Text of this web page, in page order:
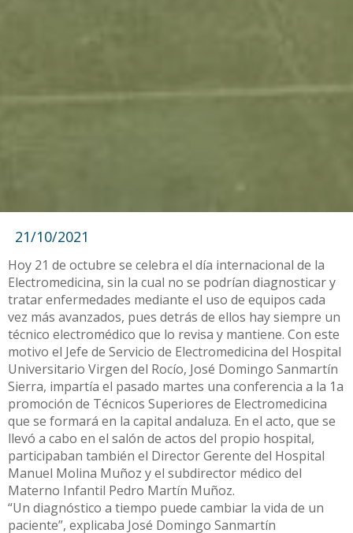
21/10/2021
Hoy 21 de octubre se celebra el día internacional de la
Electromedicina, sin la cual no se podrían diagnosticar y
tratar enfermedades mediante el uso de equipos cada
vez más avanzados, pues detrás de ellos hay siempre un
técnico electromédico que lo revisa y mantiene. Con este
motivo el Jefe de Servicio de Electromedicina del Hospital
Universitario Virgen del Rocío, José Domingo Sanmartín
Sierra, impartía el pasado martes una conferencia a la 1a
promoción de Técnicos Superiores de Electromedicina
que se formará en la capital andaluza. En el acto, que se
llevó a cabo en el salón de actos del propio hospital,
participaban también el Director Gerente del Hospital
Manuel Molina Muñoz y el subdirector médico del
Materno Infantil Pedro Martín Muñoz.
“Un diagnóstico a tiempo puede cambiar la vida de un
paciente”, explicaba José Domingo Sanmartín